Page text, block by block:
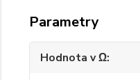
Parametry
Hodnota v Ω